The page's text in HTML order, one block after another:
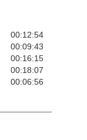
00:12:54
00:09:43
00:16:15
00:18:07
00:06:56